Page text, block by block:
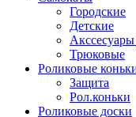
Городские
Детские
Трюковые
Роликовые
Защита
Рол.коньки
Роликовые доски